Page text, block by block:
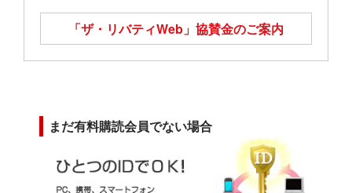
「ザ・リバティWeb」 協賛金のご案内
まだ有料購読会員でない場合